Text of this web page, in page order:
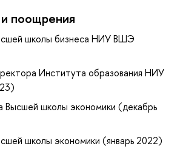
поощрения
школы бизнеса НИУ ВШЭ
Института образования НИУ
Высшей школы экономики (декабрь
школы экономики (январь 2022)